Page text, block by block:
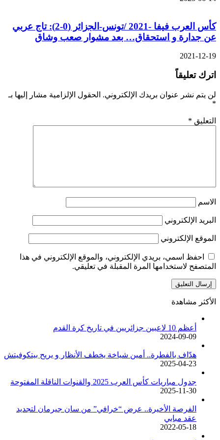
كأس العرب فيفا -2021 /تونس-الجزائر (0-2): تاج عربي
عن جدارة و استحقاق… بعد مشوار صعب وشاق
2021-12-19
اترك تعليقاً
لن يتم نشر عنوان بريدك الإلكتروني. الحقول الإلزامية مشار إليها بـ
*
التعليق *
الاسم
البريد الإلكتروني
الموقع الإلكتروني
احفظ اسمي، بريدي الإلكتروني، والموقع الإلكتروني في هذا
المتصفح لاستخدامها المرة المقبلة في تعليقي.
الأكثر مشاهدة
أعظم 10 لاعبين جزائريين في تاريخ كرة القدم
2024-09-09
هدّاف بالفطرة.. أمين شياخة يخطف الأنظار و يريح بيتكوفيتش
2025-04-23
جدول مباريات كأس العرب 2025 والقنوات الناقلة المفتوحة
2025-11-30
الفرصة الأخيرة.. عرض “خرافي” من سان جيرمان لتجديد
عقد مبابي
2022-05-18